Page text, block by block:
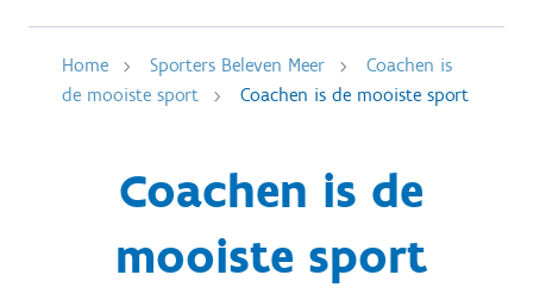
Home Sporters Beleven Meer
Coachen is
de mooiste sport
Coachen is de mooiste sport
Coachen is de
mooiste sport